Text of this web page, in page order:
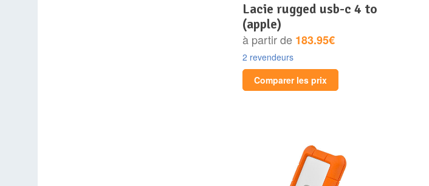
lacie rugged usb-c 4 to
(apple)
à partir de 183.95€
2 revendeurs
Comparer les prix